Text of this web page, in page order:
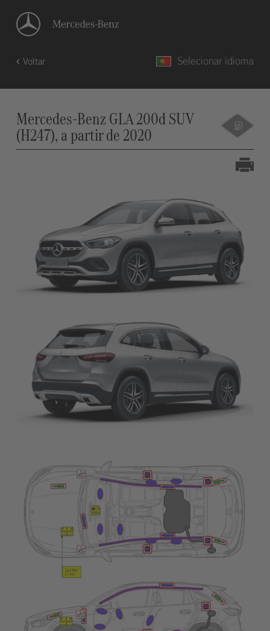
Voltar Selecionar idioma
Mercedes-Benz GLA 200d SUV
(H247), a partir de 2020